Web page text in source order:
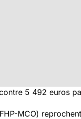
5 492 euros
MCO)